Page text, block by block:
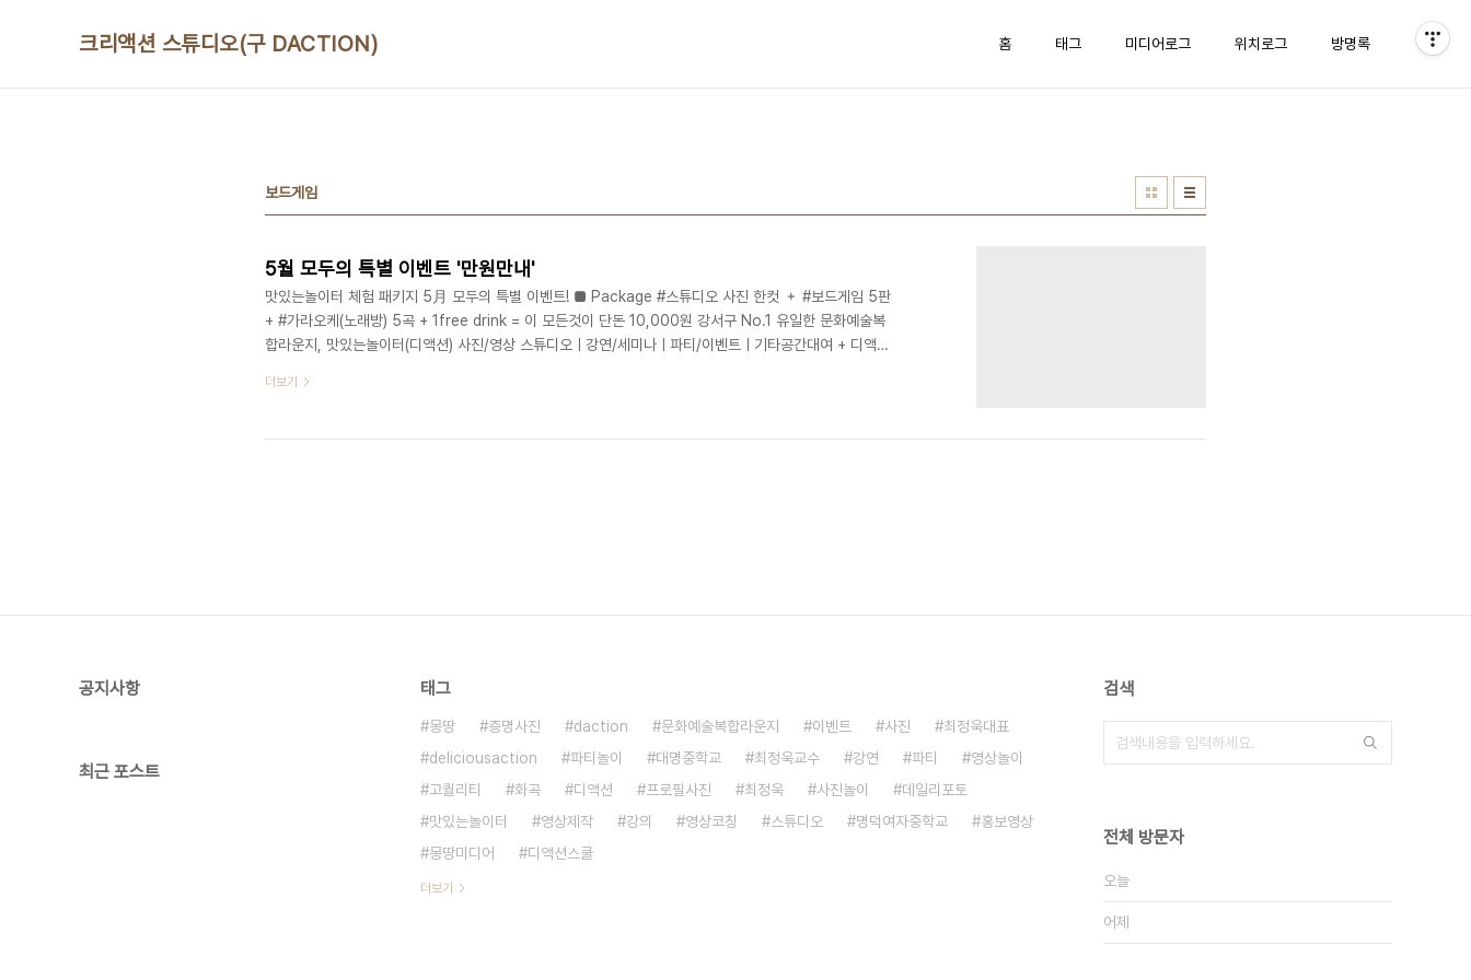
크리액션 스튜디오(구 DACTION) 홈 태그 미디어로그 위치로그 방명록
보드게임
5월 모두의 특별 이벤트 '만원만내'
맛있는놀이터 체험 패키지 5月 모두의 특별 이벤트! ■ Package #스튜디오 사진 한컷 ＋ #보드게임 5판
+ #가라오케(노래방) 5곡 + 1free drink = 이 모든것이 단돈 10,000원 강서구 No.1 유일한 문화예술복
합라운지, 맛있는놀이터(디액션) 사진/영상 스튜디오ㅣ강연/세미나ㅣ파티/이벤트ㅣ기타공간대여 + 디액션
더보기
공지사항
최근 포스트
태그
몽땅 증명사진 daction 문화예술복합라운지 이벤트 사진
최정욱대표
deliciousaction
파티놀이 대명중학교 최정욱교수 강연 파티
영상놀이
고퀄리티
화곡 디액션 프로필사진 최정욱 사진놀이
데일리포토
맛있는놀이터
영상제작 강의 영상코칭 스튜디오 명덕여자중학교
홍보영상
몽땅미디어
디액션스쿨
더보기
검색
전체 방문자
오늘
어제